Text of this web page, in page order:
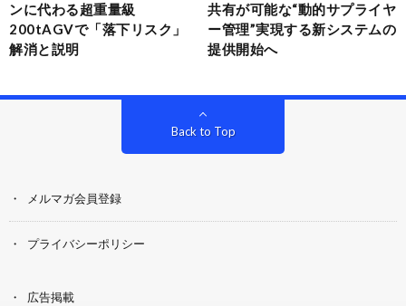
ンに代わる超重量級
200tAGVで「落下リスク」
解消と説明
共有が可能な“動的サプライヤ
ー管理”実現する新システムの
提供開始へ
Back to Top
メルマガ会員登録
プライバシーポリシー
広告掲載